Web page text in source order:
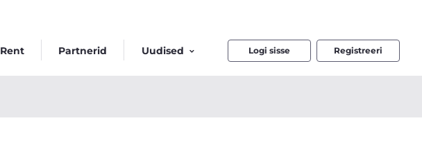
Rent Partnerid Uudised Logi sisse Registreeri